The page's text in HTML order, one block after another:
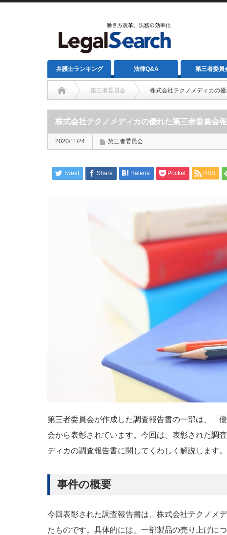
弁護士ランキング 法律Q&A 第三者委員
第三者委員会 株式会社テクノメディカの
株式会社テクノメディカの優れた第三者委員会
2020/11/24 第三者委員会
Tweet Share Hatena Pocket RSS
第三者委員会が作成した調査報告書の一部は、「
会から表彰されています。今回は、表彰された調
ディカの調査報告書に関してくわしく解説します。
事件の概要
今回表彰された調査報告書は、株式会社テクノメ
たものです。具体的には、一部製品の売り上げに